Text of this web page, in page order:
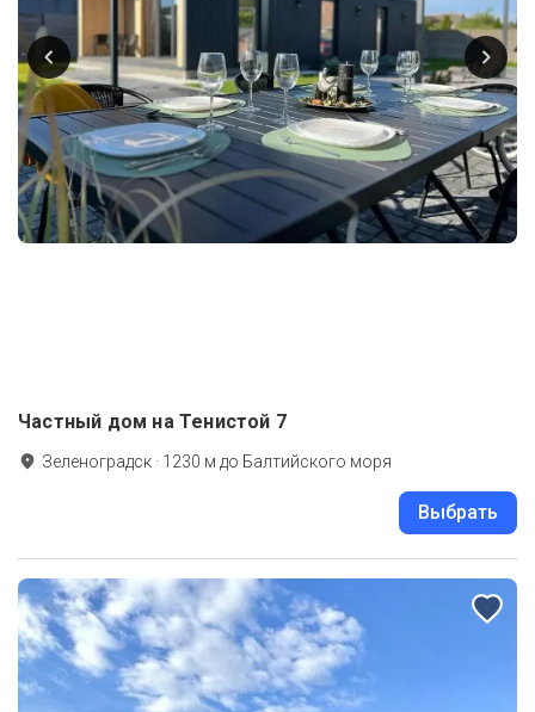
Частный дом на Тенистой 7
Зеленоградск · 1230 м до Балтийского моря
Выбрать